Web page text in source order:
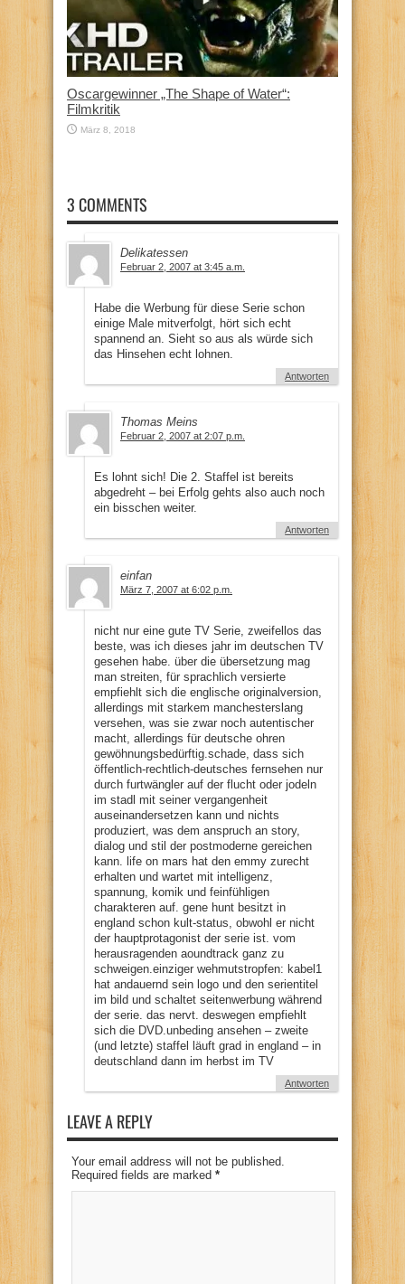
Oscargewinner „The Shape of Water“:
Filmkritik
März 8, 2018
3 COMMENTS
Delikatessen
Februar 2, 2007 at 3:45 a.m.
Habe die Werbung für diese Serie schon
einige Male mitverfolgt, hört sich echt
spannend an. Sieht so aus als würde sich
das Hinsehen echt lohnen.
Antworten
Thomas Meins
Februar 2, 2007 at 2:07 p.m.
Es lohnt sich! Die 2. Staffel ist bereits
abgedreht – bei Erfolg gehts also auch noch
ein bisschen weiter.
Antworten
einfan
März 7, 2007 at 6:02 p.m.
nicht nur eine gute TV Serie, zweifellos das
beste, was ich dieses jahr im deutschen TV
gesehen habe. über die übersetzung mag
man streiten, für sprachlich versierte
empfiehlt sich die englische originalversion,
allerdings mit starkem manchesterslang
versehen, was sie zwar noch autentischer
macht, allerdings für deutsche ohren
gewöhnungsbedürftig.schade, dass sich
öffentlich-rechtlich-deutsches fernsehen nur
durch furtwängler auf der flucht oder jodeln
im stadl mit seiner vergangenheit
auseinandersetzen kann und nichts
produziert, was dem anspruch an story,
dialog und stil der postmoderne gereichen
kann. life on mars hat den emmy zurecht
erhalten und wartet mit intelligenz,
spannung, komik und feinfühligen
charakteren auf. gene hunt besitzt in
england schon kult-status, obwohl er nicht
der hauptprotagonist der serie ist. vom
herausragenden aoundtrack ganz zu
schweigen.einziger wehmutstropfen: kabel1
hat andauernd sein logo und den serientitel
im bild und schaltet seitenwerbung während
der serie. das nervt. deswegen empfiehlt
sich die DVD.unbeding ansehen – zweite
(und letzte) staffel läuft grad in england – in
deutschland dann im herbst im TV
Antworten
LEAVE A REPLY
Your email address will not be published.
Required fields are marked *